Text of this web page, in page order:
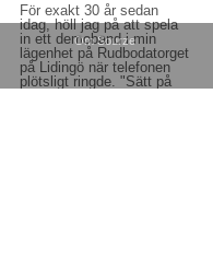
För exakt 30 år sedan
idag, höll jag på att spela
in ett demoband i min
lägenhet på Rudbodatorget
på Lidingö när telefonen
plötsligt ringde. "Sätt på
Om Sourze